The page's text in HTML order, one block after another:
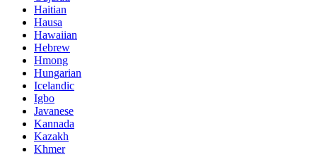
Haitian
Hausa
Hawaiian
Hebrew
Hmong
Hungarian
Icelandic
Igbo
Javanese
Kannada
Kazakh
Khmer